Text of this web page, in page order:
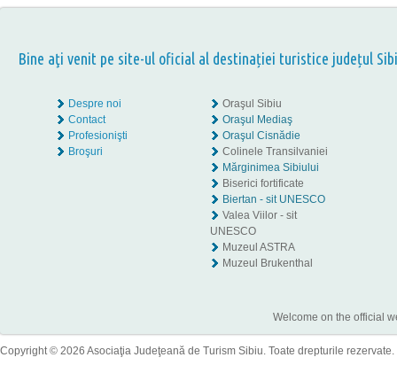
Bine aţi venit pe site-ul oficial al destinației turistice județul
Despre noi
Contact
Profesionişti
Broşuri
Oraşul Sibiu
Oraşul Mediaş
Oraşul Cisnădie
Colinele Transilvaniei
Mărginimea Sibiului
Biserici fortificate
Biertan - sit UNESCO
Valea Viilor - sit
UNESCO
Muzeul ASTRA
Muzeul Brukenthal
Welcome on the official
Copyright © 2026 Asociaţia Judeţeană de Turism Sibiu. Toate drepturile rezervate.